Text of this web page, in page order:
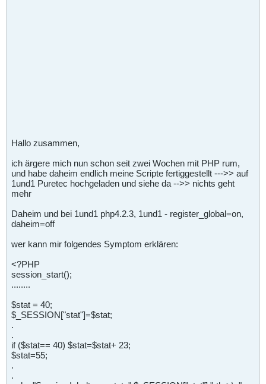
Hallo zusammen,
ich ärgere mich nun schon seit zwei Wochen mit PHP rum,
und habe daheim endlich meine Scripte fertiggestellt --->> auf
1und1 Puretec hochgeladen und siehe da -->> nichts geht
mehr
Daheim und bei 1und1 php4.2.3, 1und1 - register_global=on,
daheim=off
wer kann mir folgendes Symptom erklären:
<?PHP
session_start();
........
$stat = 40;
$_SESSION["stat"]=$stat;
.
.
if ($stat== 40) $stat=$stat+ 23;
$stat=55;
.
.